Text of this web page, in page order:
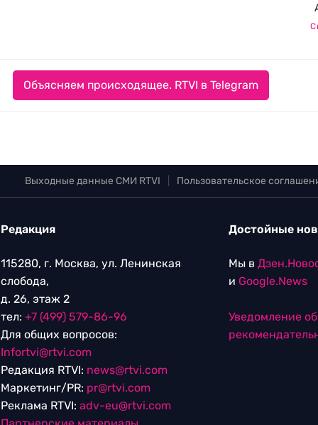
Объясняем происходящее. RTVI в Telegram
Выходные данные СМИ RTVI Пользовательское
Редакция
115280, г. Москва, ул. Ленинская
слобода,
д. 26, этаж 2
тел: +7 (499) 579-86-96
Для общих вопросов:
Infortvi@rtvi.com
Редакция RTVI: news@rtvi.com
Маркетинг/PR: pr@rtvi.com
Реклама RTVI: adv-eu@rtvi.com
Достойные
Мы в
и Google.News
Уведомление